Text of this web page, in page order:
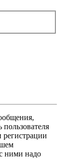
ними надо